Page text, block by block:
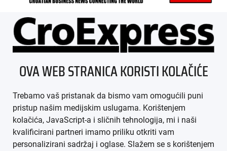
ÜBER UNS
IMPRESSUM
AGB
DATENSCHUTZ
OVA WEB STRANICA KORISTI KOLAČIĆE
Trebamo vaš pristanak da bismo vam omogućili puni
pristup našim medijskim uslugama. Korištenjem
kolačića, JavaScript-a i sličnih tehnologija, mi i naši
kvalificirani partneri imamo priliku otkriti vam
personalizirani sadržaj i oglase. Slažem se s korištenjem